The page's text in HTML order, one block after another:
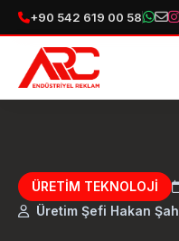
+90 542 619 00 58
ÜRETIM TEKNOLOJI
Üretim Şefi Hakan